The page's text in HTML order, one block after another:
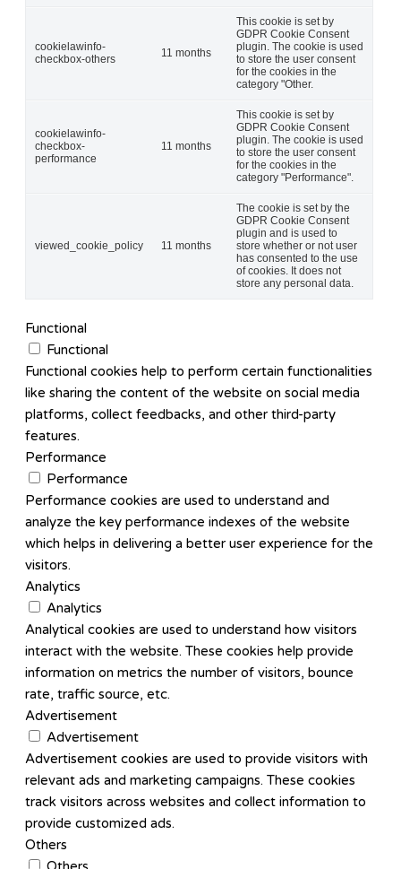
cookielawinfo-
checkbox-others
11 months
This cookie is set by
GDPR Cookie Consent
plugin. The cookie is used
to store the user consent
for the cookies in the
category "Other.
cookielawinfo-
checkbox-
performance
11 months
This cookie is set by
GDPR Cookie Consent
plugin. The cookie is used
to store the user consent
for the cookies in the
category "Performance".
viewed_cookie_policy 11 months
The cookie is set by the
GDPR Cookie Consent
plugin and is used to
store whether or not user
has consented to the use
of cookies. It does not
store any personal data.
Functional
Functional
Functional cookies help to perform certain functionalities
like sharing the content of the website on social media
platforms, collect feedbacks, and other third-party
features.
Performance
Performance
Performance cookies are used to understand and
analyze the key performance indexes of the website
which helps in delivering a better user experience for the
visitors.
Analytics
Analytics
Analytical cookies are used to understand how visitors
interact with the website. These cookies help provide
information on metrics the number of visitors, bounce
rate, traffic source, etc.
Advertisement
Advertisement
Advertisement cookies are used to provide visitors with
relevant ads and marketing campaigns. These cookies
track visitors across websites and collect information to
provide customized ads.
Others